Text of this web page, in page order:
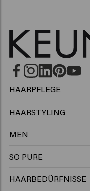
HAARPFLEGE
Conditioner
HAARSTYLING
MEN
Conditioner
SO PURE
HAARBEDÜRFNISSE